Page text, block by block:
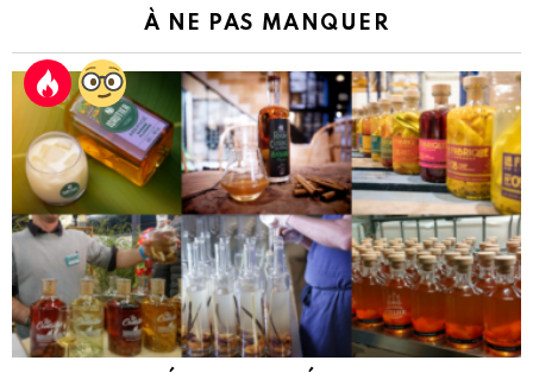
À NE PAS MANQUER